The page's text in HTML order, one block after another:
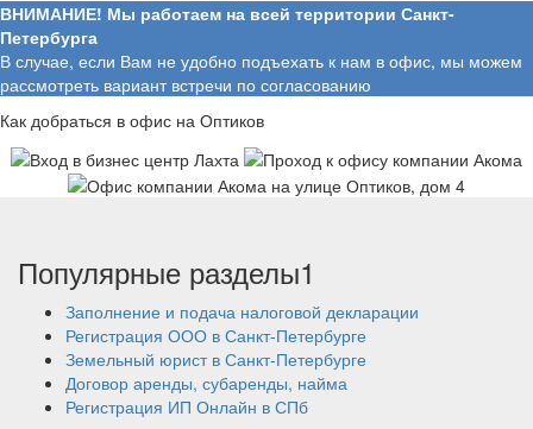
ВНИМАНИЕ! Мы работаем на всей территории Санкт-
Петербурга
В случае, если Вам не удобно подъехать к нам в офис, мы можем
рассмотреть вариант встречи по согласованию
Как добраться в офис на Оптиков
Популярные разделы1
Заполнение и подача налоговой декларации
Регистрация ООО в Санкт-Петербурге
Земельный юрист в Санкт-Петербурге
Договор аренды, субаренды, найма
Регистрация ИП Онлайн в СПб